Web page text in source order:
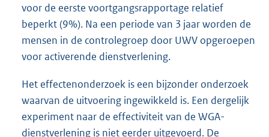
voor de eerste voortgangsrapportage relatief
beperkt (9%). Na een periode van 3 jaar worden de
mensen in de controlegroep door UWV opgeroepen
voor activerende dienstverlening.
Het effectenonderzoek is een bijzonder onderzoek
waarvan de uitvoering ingewikkeld is. Een dergelijk
experiment naar de effectiviteit van de WGA-
dienstverlening is niet eerder uitgevoerd. De